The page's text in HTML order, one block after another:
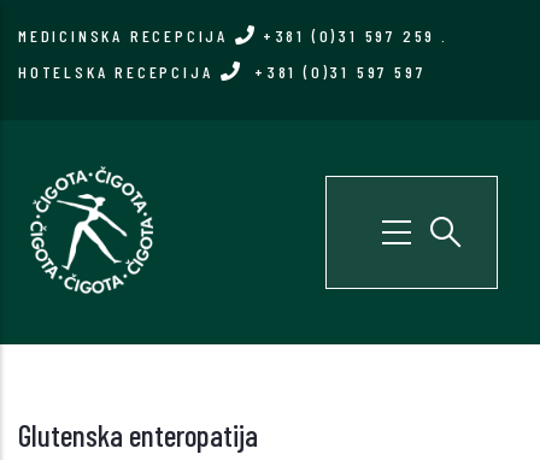
MEDICINSKA RECEPCIJA +381 (0)31 597 259
HOTELSKA RECEPCIJA
+381 (0)31 597 597
Glutenska enteropatija